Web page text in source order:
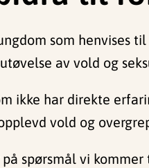
som henvises
av vold og
ikke har direkte
vold og
spørsmål vi